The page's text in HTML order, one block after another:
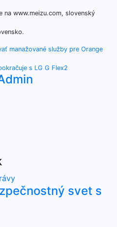
na www.meizu.com, slovenský
manažované služby pre Orange
s LG G Flex2
svet s